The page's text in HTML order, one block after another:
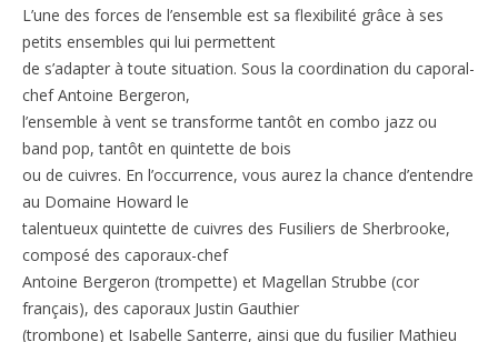
L’une des forces de l’ensemble est sa flexibilité grâce à ses
petits ensembles qui lui permettent
de s’adapter à toute situation. Sous la coordination du caporal-
chef Antoine Bergeron,
l’ensemble à vent se transforme tantôt en combo jazz ou
band pop, tantôt en quintette de bois
ou de cuivres. En l’occurrence, vous aurez la chance d’entendre
au Domaine Howard le
talentueux quintette de cuivres des Fusiliers de Sherbrooke,
composé des caporaux-chef
Antoine Bergeron (trompette) et Magellan Strubbe (cor
français), des caporaux Justin Gauthier
(trombone) et Isabelle Santerre, ainsi que du fusilier Mathieu